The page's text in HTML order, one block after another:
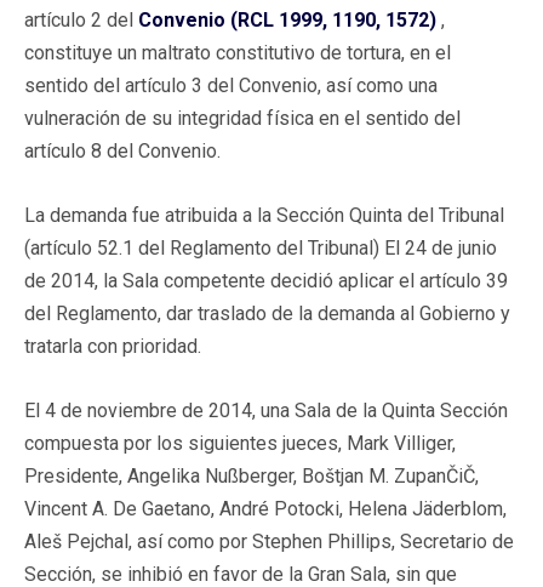
artículo 2 del Convenio (RCL 1999, 1190, 1572) ,
constituye un maltrato constitutivo de tortura, en el
sentido del artículo 3 del Convenio, así como una
vulneración de su integridad física en el sentido del
artículo 8 del Convenio.
La demanda fue atribuida a la Sección Quinta del Tribunal
(artículo 52.1 del Reglamento del Tribunal) El 24 de junio
de 2014, la Sala competente decidió aplicar el artículo 39
del Reglamento, dar traslado de la demanda al Gobierno y
tratarla con prioridad.
El 4 de noviembre de 2014, una Sala de la Quinta Sección
compuesta por los siguientes jueces, Mark Villiger,
Presidente, Angelika Nußberger, Boštjan M. ZupanČiČ,
Vincent A. De Gaetano, André Potocki, Helena Jäderblom,
Aleš Pejchal, así como por Stephen Phillips, Secretario de
Sección, se inhibió en favor de la Gran Sala, sin que